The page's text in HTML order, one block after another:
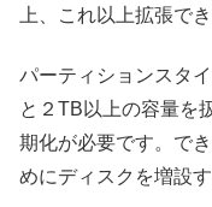
上、これ以上拡張で
パーティションスタ
と２TB以上の容量を
期化が必要です。で
めにディスクを増設